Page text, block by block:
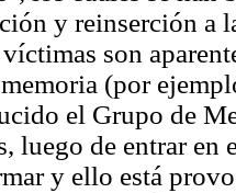
y reinserción a
son
(por
el Grupo de
luego de entrar en
y ello está